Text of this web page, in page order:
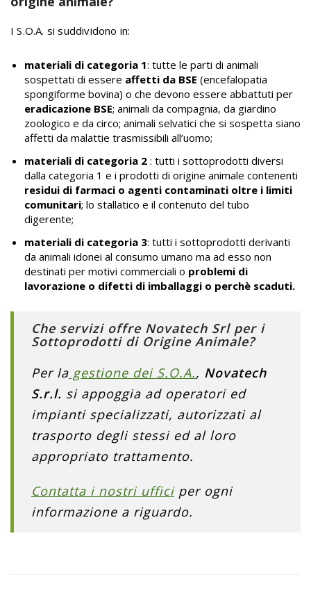
I S.O.A. si suddividono in:
materiali di categoria 1: tutte le parti di animali
sospettati di essere affetti da BSE (encefalopatia
spongiforme bovina) o che devono essere abbattuti per
eradicazione BSE; animali da compagnia, da giardino
zoologico e da circo; animali selvatici che si sospetta siano
affetti da malattie trasmissibili all’uomo;
materiali di categoria 2 : tutti i sottoprodotti diversi
dalla categoria 1 e i prodotti di origine animale contenenti
residui di farmaci o agenti contaminati oltre i limiti
comunitari; lo stallatico e il contenuto del tubo
digerente;
materiali di categoria 3: tutti i sottoprodotti derivanti
da animali idonei al consumo umano ma ad esso non
destinati per motivi commerciali o problemi di
lavorazione o difetti di imballaggi o perchè scaduti.
Che servizi offre Novatech Srl per i
Sottoprodotti di Origine Animale?
Per la gestione dei S.O.A., Novatech
S.r.l. si appoggia ad operatori ed
impianti specializzati, autorizzati al
trasporto degli stessi ed al loro
appropriato trattamento.
Contatta i nostri ufficiper ogni
informazione a riguardo.